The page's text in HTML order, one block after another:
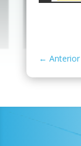
← Anterior